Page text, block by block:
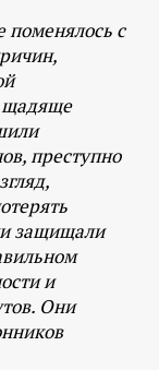
поменялось с
щадяще
преступно
защищали
и
Они